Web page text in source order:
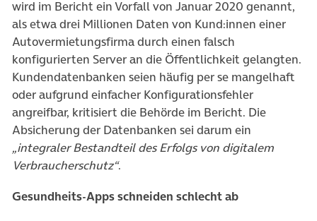
wird im Bericht ein Vorfall von Januar 2020 genannt,
als etwa drei Millionen Daten von Kund:innen einer
Autovermietungsfirma durch einen falsch
konfigurierten Server an die Öffentlichkeit gelangten.
Kundendatenbanken seien häufig per se mangelhaft
oder aufgrund einfacher Konfigurationsfehler
angreifbar, kritisiert die Behörde im Bericht. Die
Absicherung der Datenbanken sei darum ein
„integraler Bestandteil des Erfolgs von digitalem
Verbraucherschutz“.
Gesundheits-Apps schneiden schlecht ab